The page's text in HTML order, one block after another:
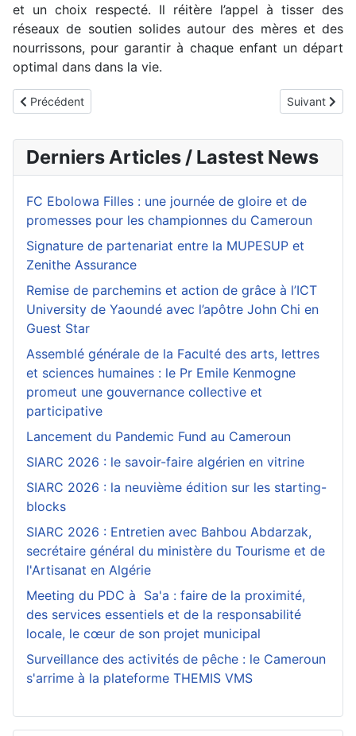
et un choix respecté. Il réitère l’appel à tisser des
réseaux de soutien solides autour des mères et des
nourrissons, pour garantir à chaque enfant un départ
optimal dans dans la vie.
Article précédent : Allaitement maternel exclusif : une tradition
Précédent Article
Suivant
Derniers Articles / Lastest News
FC Ebolowa Filles : une journée de gloire et de
promesses pour les championnes du Cameroun
Signature de partenariat entre la MUPESUP et
Zenithe Assurance
Remise de parchemins et action de grâce à l’ICT
University de Yaoundé avec l’apôtre John Chi en
Guest Star
Assemblé générale de la Faculté des arts, lettres
et sciences humaines : le Pr Emile Kenmogne
promeut une gouvernance collective et
participative
Lancement du Pandemic Fund au Cameroun
SIARC 2026 : le savoir-faire algérien en vitrine
SIARC 2026 : la neuvième édition sur les starting-
blocks
SIARC 2026 : Entretien avec Bahbou Abdarzak,
secrétaire général du ministère du Tourisme et de
l'Artisanat en Algérie
Meeting du PDC à Sa'a : faire de la proximité,
des services essentiels et de la responsabilité
locale, le cœur de son projet municipal
Surveillance des activités de pêche : le Cameroun
s'arrime à la plateforme THEMIS VMS